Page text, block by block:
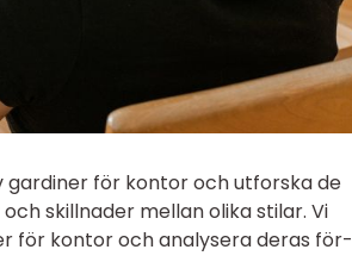
gardiner för kontor och utforska de
skillnader mellan olika stilar. Vi
för kontor och analysera deras för-